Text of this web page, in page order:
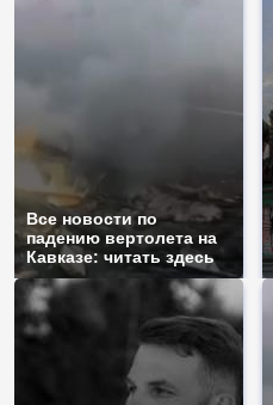
Все новости по
падению вертолета на
Кавказе: читать здесь